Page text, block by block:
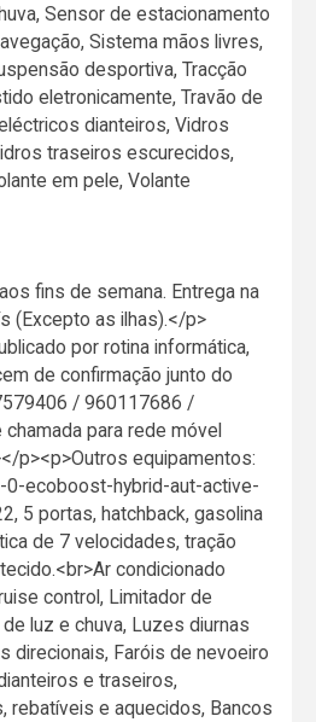
Sensor de estacionamento
Sistema mãos livres,
desportiva, Tracção
eletronicamente, Travão de
dianteiros, Vidros
traseiros escurecidos,
em pele, Volante
fins de semana. Entrega na
(Excepto as ilhas).</p>
por rotina informática,
de confirmação junto do
/ 960117686 /
para rede móvel
p><p>Outros equipamentos:
0-ecoboost-hybrid-aut-active-
5 portas, hatchback, gasolina
de 7 velocidades, tração
condicionado
control, Limitador de
luz e chuva, Luzes diurnas
direcionais, Faróis de nevoeiro
e traseiros,
rebatíveis e aquecidos, Bancos